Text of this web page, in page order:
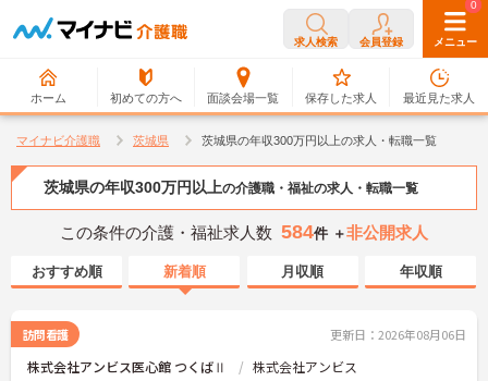
求人検索 会員登録 メニュー
ホーム 初めての方へ 面談会場一覧
0
保存した求人
0
最近見た求人
マイナビ介護職 茨城県 茨城県の年収300万円以上の求人・転職一覧
茨城県の年収300万円以上の介護職・福祉の求人・転職一覧
この条件の介護・福祉求人数 584件 ＋非公開求人
おすすめ順 新着順 月収順 年収順
訪問看護 更新日：2026年08月06日
株式会社アンビス医心館 つくばⅡ 株式会社アンビス